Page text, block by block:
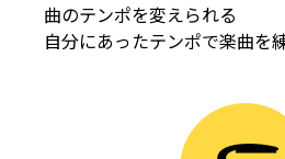
曲のテンポを変えられる
自分にあったテンポで楽曲を